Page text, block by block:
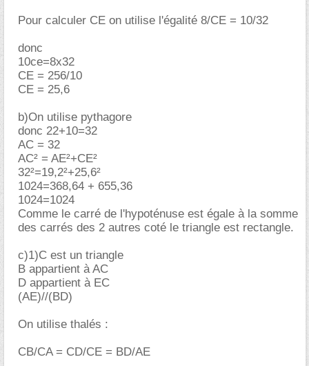
Pour calculer CE on utilise l'égalité 8/CE = 10/32
donc
10ce=8x32
CE = 256/10
CE = 25,6
b)On utilise pythagore
donc 22+10=32
AC = 32
AC² = AE²+CE²
32²=19,2²+25,6²
1024=368,64 + 655,36
1024=1024
Comme le carré de l'hypoténuse est égale à la somme
des carrés des 2 autres coté le triangle est rectangle.
c)1)C est un triangle
B appartient à AC
D appartient à EC
(AE)//(BD)
On utilise thalés :
CB/CA = CD/CE = BD/AE